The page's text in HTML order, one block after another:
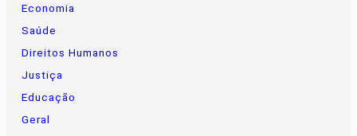
Economia
Saúde
Direitos Humanos
Justiça
Educação
Geral